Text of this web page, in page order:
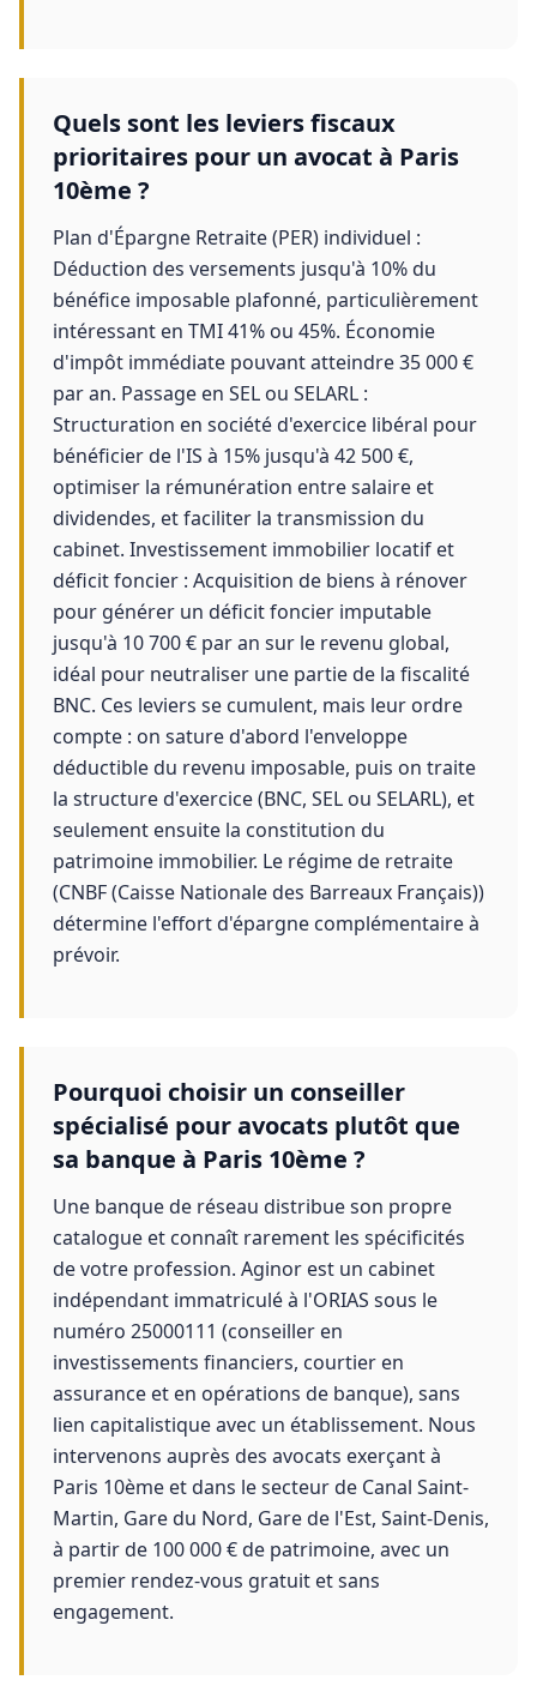
Quels sont les leviers fiscaux
prioritaires pour un avocat à Paris
10ème ?
Plan d'Épargne Retraite (PER) individuel :
Déduction des versements jusqu'à 10% du
bénéfice imposable plafonné, particulièrement
intéressant en TMI 41% ou 45%. Économie
d'impôt immédiate pouvant atteindre 35 000 €
par an. Passage en SEL ou SELARL :
Structuration en société d'exercice libéral pour
bénéficier de l'IS à 15% jusqu'à 42 500 €,
optimiser la rémunération entre salaire et
dividendes, et faciliter la transmission du
cabinet. Investissement immobilier locatif et
déficit foncier : Acquisition de biens à rénover
pour générer un déficit foncier imputable
jusqu'à 10 700 € par an sur le revenu global,
idéal pour neutraliser une partie de la fiscalité
BNC. Ces leviers se cumulent, mais leur ordre
compte : on sature d'abord l'enveloppe
déductible du revenu imposable, puis on traite
la structure d'exercice (BNC, SEL ou SELARL), et
seulement ensuite la constitution du
patrimoine immobilier. Le régime de retraite
(CNBF (Caisse Nationale des Barreaux Français))
détermine l'effort d'épargne complémentaire à
prévoir.
Pourquoi choisir un conseiller
spécialisé pour avocats plutôt que
sa banque à Paris 10ème ?
Une banque de réseau distribue son propre
catalogue et connaît rarement les spécificités
de votre profession. Aginor est un cabinet
indépendant immatriculé à l'ORIAS sous le
numéro 25000111 (conseiller en
investissements financiers, courtier en
assurance et en opérations de banque), sans
lien capitalistique avec un établissement. Nous
intervenons auprès des avocats exerçant à
Paris 10ème et dans le secteur de Canal Saint-
Martin, Gare du Nord, Gare de l'Est, Saint-Denis,
à partir de 100 000 € de patrimoine, avec un
premier rendez-vous gratuit et sans
engagement.